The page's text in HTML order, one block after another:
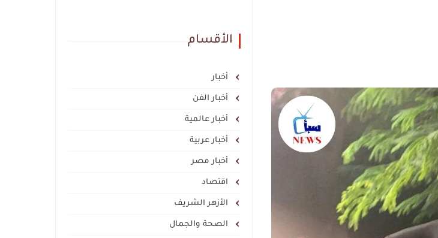
الأقسام
أخبار
أخبار الفن
أخبار عالمية
أخبار عربية
أخبار مصر
اقتصاد
الأزهر الشريف
الصحة والجمال